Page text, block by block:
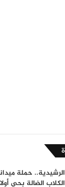
الرشيدية.. حملة
الكلاب الضالة بحي